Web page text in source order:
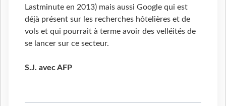
Lastminute en 2013) mais aussi Google qui est
déjà présent sur les recherches hôtelières et de
vols et qui pourrait à terme avoir des velléités de
se lancer sur ce secteur.
S.J. avec AFP